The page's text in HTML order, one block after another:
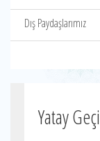
Dış Paydaşlarımız
Yatay